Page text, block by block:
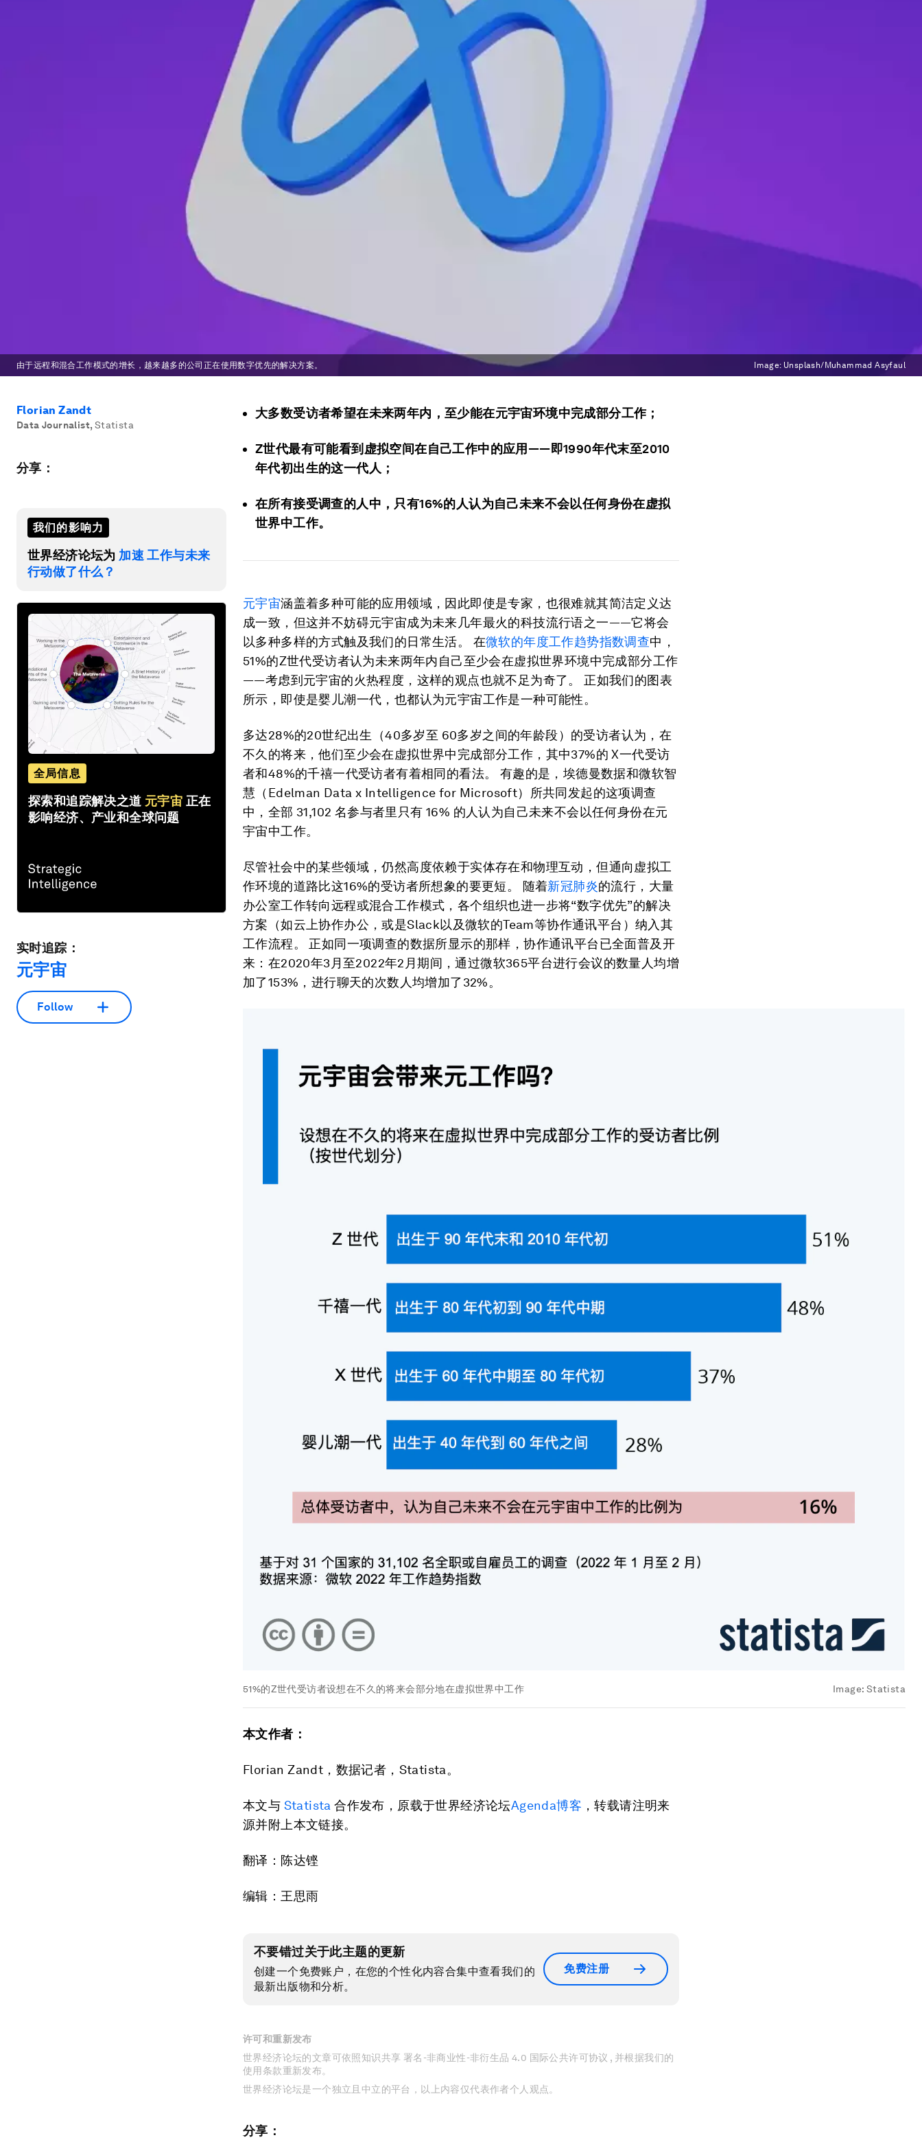
由于远程和混合工作模式的增长，越来越多的公司正在使用数字优先的解决方案。 Image: Unsplash/Muhammad Asyfaul
Florian Zandt
Data Journalist, Statista
分享：
我们的影响力
世界经济论坛为 加速 工作与未来
行动做了什么？
全局信息
探索和追踪解决之道 元宇宙 正在
影响经济、产业和全球问题
实时追踪：
元宇宙
Follow
大多数受访者希望在未来两年内，至少能在元宇宙环境中完成部分工作；
Z世代最有可能看到虚拟空间在自己工作中的应用——即1990年代末至2010
年代初出生的这一代人；
在所有接受调查的人中，只有16%的人认为自己未来不会以任何身份在虚拟
世界中工作。
元宇宙涵盖着多种可能的应用领域，因此即使是专家，也很难就其简洁定义达
成一致，但这并不妨碍元宇宙成为未来几年最火的科技流行语之一——它将会
以多种多样的方式触及我们的日常生活。 在微软的年度工作趋势指数调查中，
51%的Z世代受访者认为未来两年内自己至少会在虚拟世界环境中完成部分工作
——考虑到元宇宙的火热程度，这样的观点也就不足为奇了。 正如我们的图表
所示，即使是婴儿潮一代，也都认为元宇宙工作是一种可能性。
多达28%的20世纪出生（40多岁至 60多岁之间的年龄段）的受访者认为，在
不久的将来，他们至少会在虚拟世界中完成部分工作，其中37%的 X一代受访
者和48%的千禧一代受访者有着相同的看法。 有趣的是，埃德曼数据和微软智
慧（Edelman Data x Intelligence for Microsoft）所共同发起的这项调查
中，全部 31,102 名参与者里只有 16% 的人认为自己未来不会以任何身份在元
宇宙中工作。
尽管社会中的某些领域，仍然高度依赖于实体存在和物理互动，但通向虚拟工
作环境的道路比这16%的受访者所想象的要更短。 随着新冠肺炎的流行，大量
办公室工作转向远程或混合工作模式，各个组织也进一步将“数字优先”的解决
方案（如云上协作办公，或是Slack以及微软的Team等协作通讯平台）纳入其
工作流程。 正如同一项调查的数据所显示的那样，协作通讯平台已全面普及开
来：在2020年3月至2022年2月期间，通过微软365平台进行会议的数量人均增
加了153%，进行聊天的次数人均增加了32%。
51%的Z世代受访者设想在不久的将来会部分地在虚拟世界中工作 Image: Statista
本文作者：
Florian Zandt，数据记者，Statista。
本文与 Statista 合作发布，原载于世界经济论坛Agenda博客 ，转载请注明来
源并附上本文链接。
翻译：陈达铿
编辑：王思雨
不要错过关于此主题的更新
创建一个免费账户，在您的个性化内容合集中查看我们的
最新出版物和分析。
免费注册
许可和重新发布
世界经济论坛的文章可依照知识共享 署名-非商业性-非衍生品 4.0 国际公共许可协议 , 并根据我们的
使用条款重新发布。
世界经济论坛是一个独立且中立的平台，以上内容仅代表作者个人观点。
分享：